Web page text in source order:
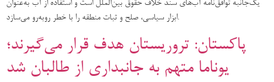
یک‌جانبه توافق‌نامه آب‌های سند خلاف حقوق بین‌الملل است و استفاده از آب به‌عنوان
ابزار سیاسی، صلح و ثبات منطقه را با خطر روبه‌رو می‌سازد.
پاکستان: تروریستان هدف قرار می‌گیرند؛
یوناما متهم به جانبداری از طالبان شد